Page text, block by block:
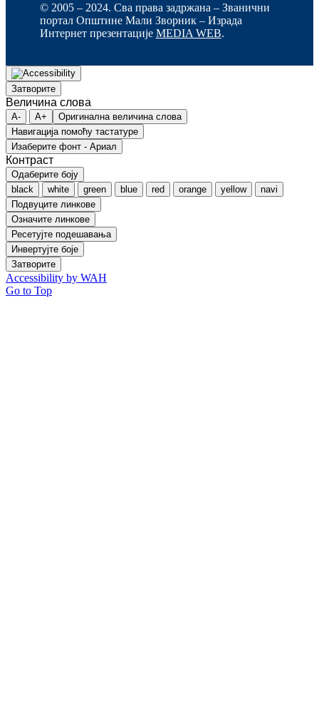
© 2005 – 2024. Сва права задржана – Званични
портал Општине Мали Зворник – Израда
Интернет презентације MEDIA WEB.
Затворите
Величина слова
A- A+
Оригинална величина слова
Навигација помоћу тастатуре
Изаберите фонт - Ариал
Контраст
Одаберите боју
black
white green blue red orange yellow
navi
Подвуците линкове
Означите линкове
Ресетујте подешавања
Инвертујте боје
Затворите
Accessibility by WAH
Go to Top